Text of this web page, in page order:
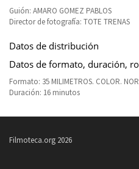
Guión: AMARO GOMEZ PABLOS
Director de fotografía: TOTE TRENAS
Datos de distribución
Datos de formato, duración,
Formato: 35 MILIMETROS. COLOR.
Duración: 16 minutos
Filmoteca.org 2026